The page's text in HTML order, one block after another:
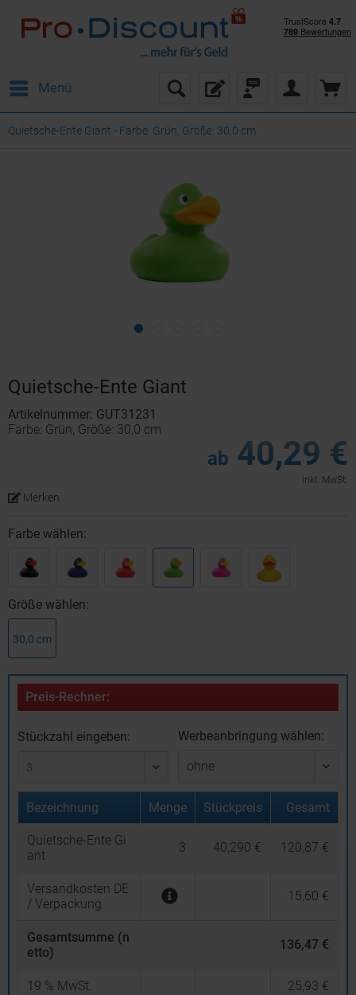
Menü
Quietsche-Ente Giant - Farbe: Grün, Größe: 30,0 cm
Quietsche-Ente Giant
Artikelnummer: GUT31231
Farbe: Grün, Größe: 30,0 cm
ab 40,29 €
inkl. MwSt.
Merken
Farbe wählen:
Größe wählen:
30,0 cm
Preis-Rechner:
Stückzahl eingeben: Werbeanbringung wählen:
Bezeichnung Menge Stückpreis Gesamt
Quietsche-Ente Gi
ant
3 40,290 € 120,87 €
Versandkosten DE
/ Verpackung
15,60 €
Gesamtsumme (n
etto)
136,47 €
19 % MwSt. 25,93 €